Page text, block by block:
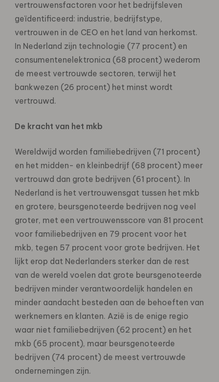
vertrouwensfactoren voor het bedrijfsleven
geïdentificeerd: industrie, bedrijfstype,
vertrouwen in de CEO en het land van herkomst.
In Nederland zijn technologie (77 procent) en
consumentenelektronica (68 procent) wederom
de meest vertrouwde sectoren, terwijl het
bankwezen (26 procent) het minst wordt
vertrouwd.
De kracht van het mkb
Wereldwijd worden familiebedrijven (71 procent)
en het midden- en kleinbedrijf (68 procent) meer
vertrouwd dan grote bedrijven (61 procent). In
Nederland is het vertrouwensgat tussen het mkb
en grotere, beursgenoteerde bedrijven nog veel
groter, met een vertrouwensscore van 81 procent
voor familiebedrijven en 79 procent voor het
mkb, tegen 57 procent voor grote bedrijven. Het
lijkt erop dat Nederlanders sterker dan de rest
van de wereld voelen dat grote beursgenoteerde
bedrijven minder verantwoordelijk handelen en
minder aandacht besteden aan de behoeften van
werknemers en klanten. Azië is de enige regio
waar niet familiebedrijven (62 procent) en het
mkb (65 procent), maar beursgenoteerde
bedrijven (74 procent) de meest vertrouwde
ondernemingen zijn.